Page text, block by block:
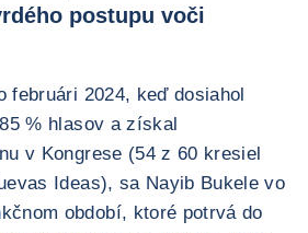
postupu voči
februári 2024, keď dosiahol
% hlasov a získal
v Kongrese (54 z 60 kresiel
Ideas), sa Nayib Bukele vo
období, ktoré potrvá do